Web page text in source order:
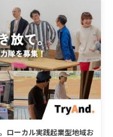
ローカル実践起業型地域お